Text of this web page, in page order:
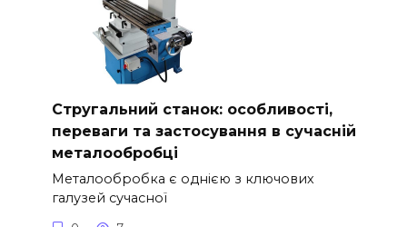
Стругальний станок: особливості,
переваги та застосування в сучасній
металообробці
Металообробка є однією з ключових
галузей сучасної